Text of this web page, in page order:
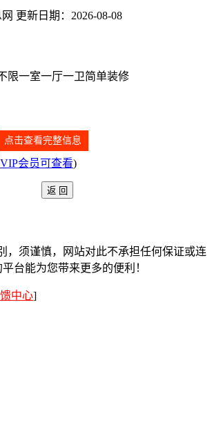
更新日期：2026-08-08
限一室一厅一卫简单装修
点击查看完整信息
VIP会员可查看)
，须谨慎，网站对此不承担任何保证或连
台能为您带来更多的便利！
中心]